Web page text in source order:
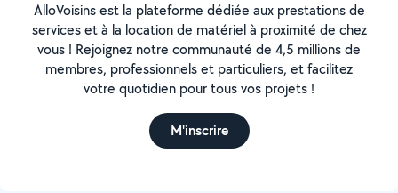
AlloVoisins est la plateforme dédiée aux prestations de
services et à la location de matériel à proximité de chez
vous ! Rejoignez notre communauté de 4,5 millions de
membres, professionnels et particuliers, et facilitez
votre quotidien pour tous vos projets !
M'inscrire